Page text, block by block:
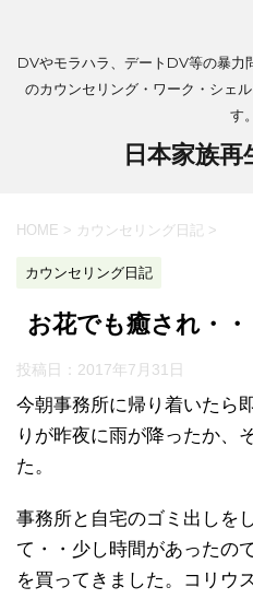
DVやモラハラ、デートDV等の暴力
のカウンセリング・ワーク・シェ
す。
日本家族
HOME > カウンセリング日記 >
カウンセリング日記
お花でも癒され・・
投稿日： 2017年7月31日
今朝事務所に帰り着いたら
りが昨夜に雨が降ったか、
た。
事務所と自宅のゴミ出しを
て・・少し時間があったの
を買ってきました。コリウ